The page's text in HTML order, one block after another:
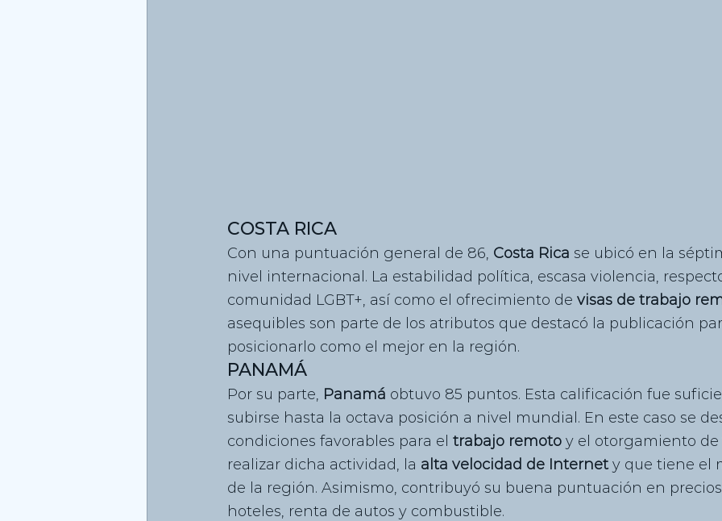
COSTA RICA
Con una puntuación general de 86, Costa Rica se ubicó en la
nivel internacional. La estabilidad política, escasa violencia,
comunidad LGBT+, así como el ofrecimiento de visas de trabajo
asequibles son parte de los atributos que destacó la publicación
posicionarlo como el mejor en la región.
PANAMÁ
Por su parte, Panamá obtuvo 85 puntos. Esta calificación fue
subirse hasta la octava posición a nivel mundial. En este caso se
condiciones favorables para el trabajo remoto y el otorgamiento de
realizar dicha actividad, la alta velocidad de Internet y que tiene el
de la región. Asimismo, contribuyó su buena puntuación en
hoteles, renta de autos y combustible.